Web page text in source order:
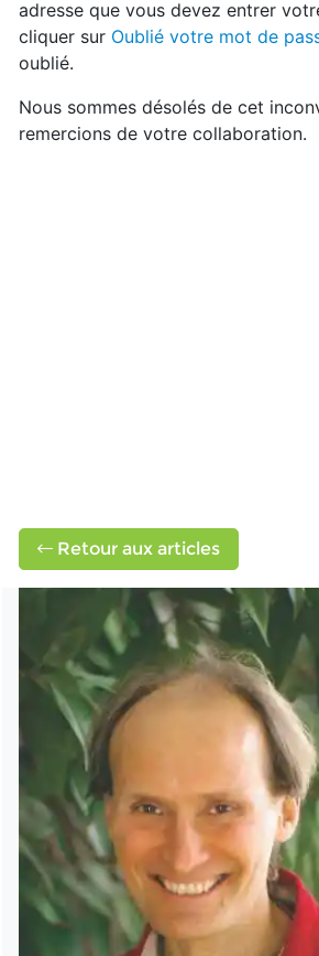
adresse que vous devez entrer
cliquer sur Oublié votre mot de
oublié.
Nous sommes désolés de cet
remercions de votre collaboration.
Retour aux articles